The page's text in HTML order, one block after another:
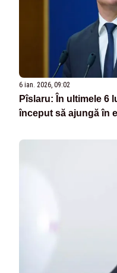
6 ian. 2026, 09:02
Pîslaru: În ultimele 6
început să ajungă în